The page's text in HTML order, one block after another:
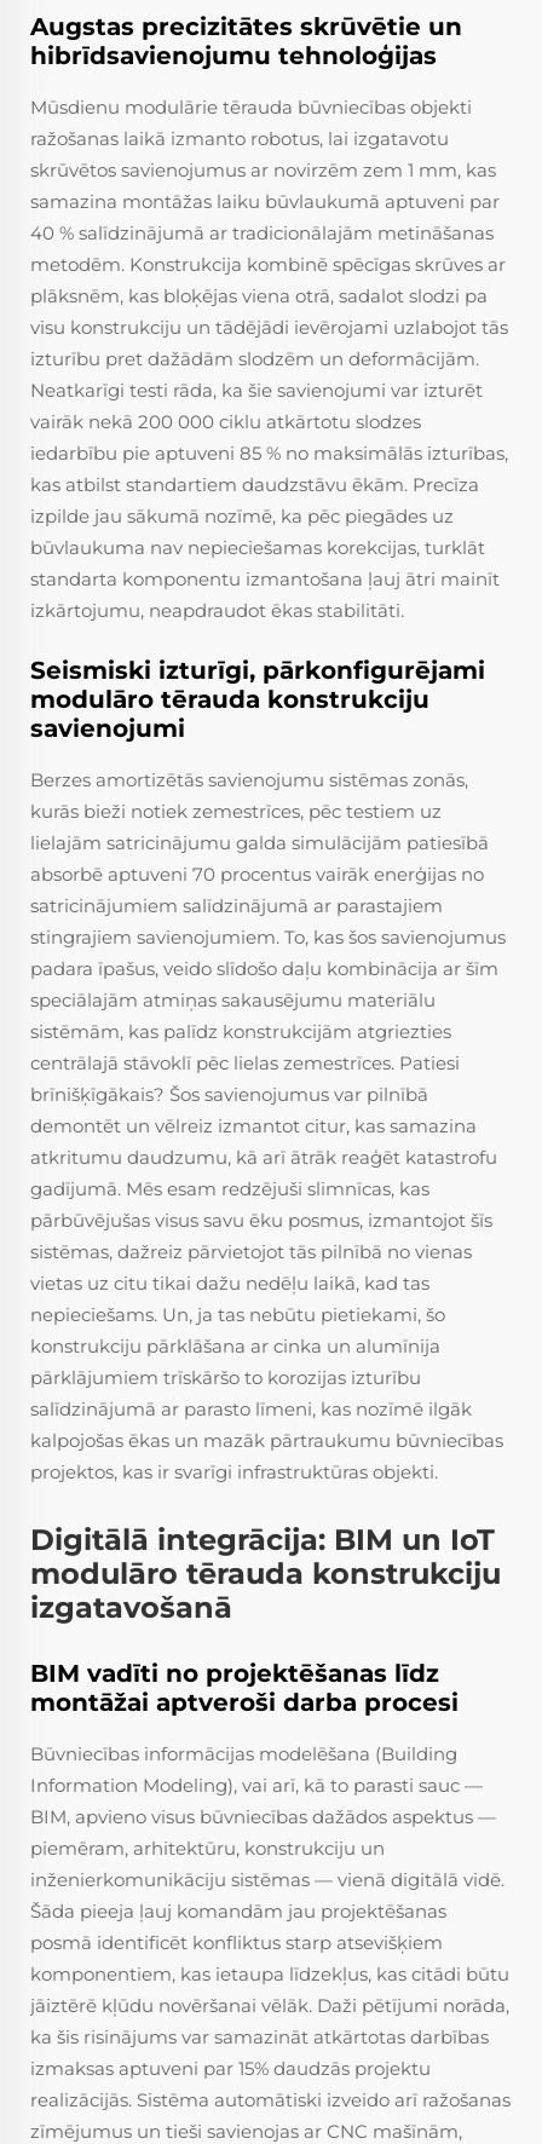
Augstas precizitātes skrūvētie un
hibrīdsavienojumu tehnoloģijas
Mūsdienu modulārie tērauda būvniecības objekti
ražošanas laikā izmanto robotus, lai izgatavotu
skrūvētos savienojumus ar novirzēm zem 1 mm, kas
samazina montāžas laiku būvlaukumā aptuveni par
40 % salīdzinājumā ar tradicionālajām metināšanas
metodēm. Konstrukcija kombinē spēcīgas skrūves ar
plāksnēm, kas bloķējas viena otrā, sadalot slodzi pa
visu konstrukciju un tādējādi ievērojami uzlabojot tās
izturību pret dažādām slodzēm un deformācijām.
Neatkarīgi testi rāda, ka šie savienojumi var izturēt
vairāk nekā 200 000 ciklu atkārtotu slodzes
iedarbību pie aptuveni 85 % no maksimālās izturības,
kas atbilst standartiem daudzstāvu ēkām. Precīza
izpilde jau sākumā nozīmē, ka pēc piegādes uz
būvlaukuma nav nepieciešamas korekcijas, turklāt
standarta komponentu izmantošana ļauj ātri mainīt
izkārtojumu, neapdraudot ēkas stabilitāti.
Seismiski izturīgi, pārkonfigurējami
modulāro tērauda konstrukciju
savienojumi
Berzes amortizētās savienojumu sistēmas zonās,
kurās bieži notiek zemestrīces, pēc testiem uz
lielajām satricinājumu galda simulācijām patiesībā
absorbē aptuveni 70 procentus vairāk enerģijas no
satricinājumiem salīdzinājumā ar parastajiem
stingrajiem savienojumiem. To, kas šos savienojumus
padara īpašus, veido slīdošo daļu kombinācija ar šīm
speciālajām atmiņas sakausējumu materiālu
sistēmām, kas palīdz konstrukcijām atgriezties
centrālajā stāvoklī pēc lielas zemestrīces. Patiesi
brīnišķīgākais? Šos savienojumus var pilnībā
demontēt un vēlreiz izmantot citur, kas samazina
atkritumu daudzumu, kā arī ātrāk reaģēt katastrofu
gadījumā. Mēs esam redzējuši slimnīcas, kas
pārbūvējušas visus savu ēku posmus, izmantojot šīs
sistēmas, dažreiz pārvietojot tās pilnībā no vienas
vietas uz citu tikai dažu nedēļu laikā, kad tas
nepieciešams. Un, ja tas nebūtu pietiekami, šo
konstrukciju pārklāšana ar cinka un alumīnija
pārklājumiem trīskāršo to korozijas izturību
salīdzinājumā ar parasto līmeni, kas nozīmē ilgāk
kalpojošas ēkas un mazāk pārtraukumu būvniecības
projektos, kas ir svarīgi infrastruktūras objekti.
Digitālā integrācija: BIM un IoT
modulāro tērauda konstrukciju
izgatavošanā
BIM vadīti no projektēšanas līdz
montāžai aptveroši darba procesi
Būvniecības informācijas modelēšana (Building
Information Modeling), vai arī, kā to parasti sauc —
BIM, apvieno visus būvniecības dažādos aspektus —
piemēram, arhitektūru, konstrukciju un
inženierkomunikāciju sistēmas — vienā digitālā vidē.
Šāda pieeja ļauj komandām jau projektēšanas
posmā identificēt konfliktus starp atsevišķiem
komponentiem, kas ietaupa līdzekļus, kas citādi būtu
jāiztērē kļūdu novēršanai vēlāk. Daži pētījumi norāda,
ka šis risinājums var samazināt atkārtotas darbības
izmaksas aptuveni par 15% daudzās projektu
realizācijās. Sistēma automātiski izveido arī ražošanas
zīmējumus un tieši savienojas ar CNC mašīnām,